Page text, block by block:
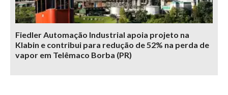
Fiedler Automação Industrial apoia projeto na
Klabin e contribui para redução de 52% na perda de
vapor em Telêmaco Borba (PR)